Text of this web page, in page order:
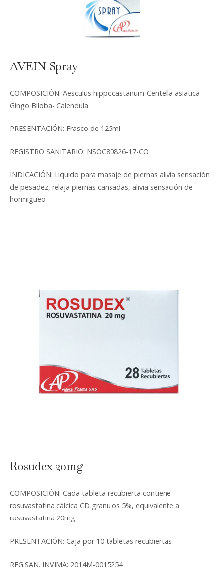
AVEIN Spray
COMPOSICIÓN: Aesculus hippocastanum-Centella asiatica-
Gingo Biloba- Calendula
PRESENTACIÓN: Frasco de 125ml
REGISTRO SANITARIO: NSOC80826-17-CO
INDICACIÓN: Liquido para masaje de piernas alivia sensación
de pesadez, relaja piernas cansadas, alivia sensación de
hormigueo
Rosudex 20mg
COMPOSICIÓN: Cada tableta recubierta contiene
rosuvastatina cálcica CD granulos 5%, equivalente a
rosuvastatina 20mg
PRESENTACIÓN: Caja por 10 tabletas recubiertas
REG.SAN. INVIMA: 2014M-0015254